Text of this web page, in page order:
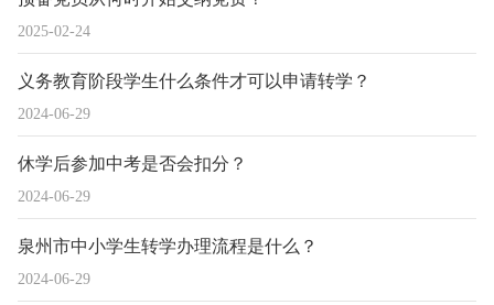
2025-02-24
2024-06-29
义务教育阶段学生什么条件才可以申请转学？
2024-06-29
休学后参加中考是否会扣分？
2024-06-29
泉州市中小学生转学办理流程是什么？